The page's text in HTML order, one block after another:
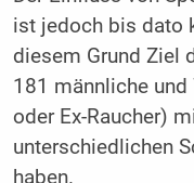
ist jedoch bis dato
diesem Grund Ziel
181 männliche
oder Ex-Raucher)
unterschiedlichen
haben.